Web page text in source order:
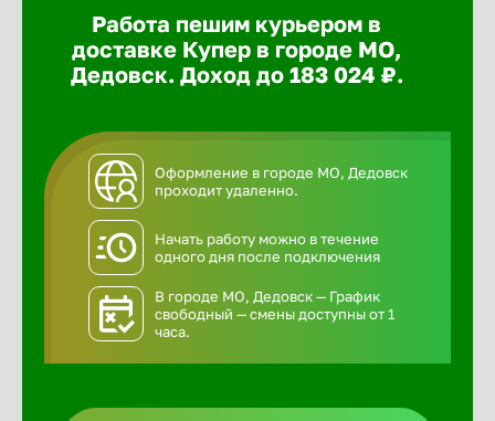
Работа пешим курьером в
доставке Купер в городе МО,
Дедовск. Доход до 183 024 ₽.
Оформление в городе МО, Дедовск
проходит удаленно.
Начать работу можно в течение
одного дня после подключения
В городе МО, Дедовск — График
свободный — смены доступны от 1
часа.